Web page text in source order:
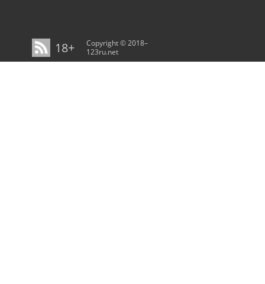
18+
Copyright © 2018–
123ru.net